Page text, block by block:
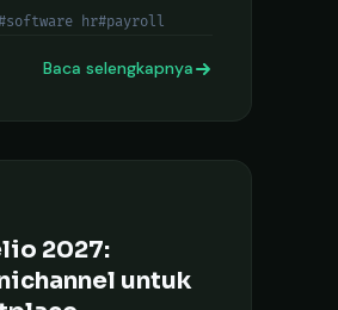
hr#payroll
Baca selengkapnya
2027:
untuk